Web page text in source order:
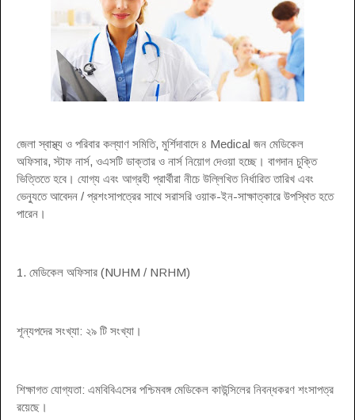
জেলা স্বাস্থ্য ও পরিবার কল্যাণ সমিতি, মুর্শিদাবাদে ৪ Medical জন মেডিকেল
অফিসার, স্টাফ নার্স, ওএসটি ডাক্তার ও নার্স নিয়োগ দেওয়া হচ্ছে। বাগদান চুক্তি
ভিত্তিতে হবে। যোগ্য এবং আগ্রহী প্রার্থীরা নীচে উল্লিখিত নির্ধারিত তারিখ এবং
ভেন্যুতে আবেদন / প্রশংসাপত্রের সাথে সরাসরি ওয়াক-ইন-সাক্ষাত্কারে উপস্থিত হতে
পারেন।
1. মেডিকেল অফিসার (NUHM / NRHM)
শূন্যপদের সংখ্যা: ২৯ টি সংখ্যা।
শিক্ষাগত যোগ্যতা: এমবিবিএসের পশ্চিমবঙ্গ মেডিকেল কাউন্সিলের নিবন্ধকরণ শংসাপত্র
রয়েছে।